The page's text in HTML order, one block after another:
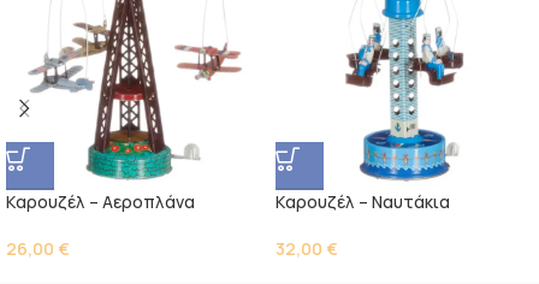
Kαρουζέλ – Αεροπλάνα
26,00 €
Kαρουζέλ – Ναυτάκια
32,00 €